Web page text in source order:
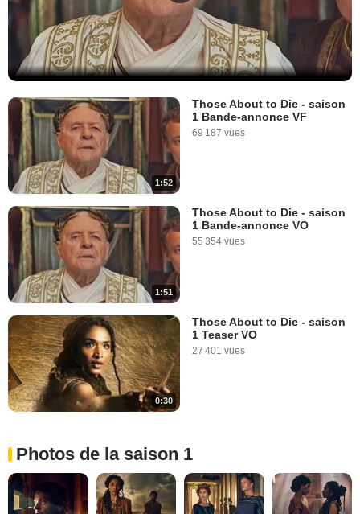
1:52
Those About to Die - saison
1 Bande-annonce VF
69 187 vues
1:51
Those About to Die - saison
1 Bande-annonce VO
55 354 vues
0:30
Those About to Die - saison
1 Teaser VO
27 401 vues
Photos de la saison 1